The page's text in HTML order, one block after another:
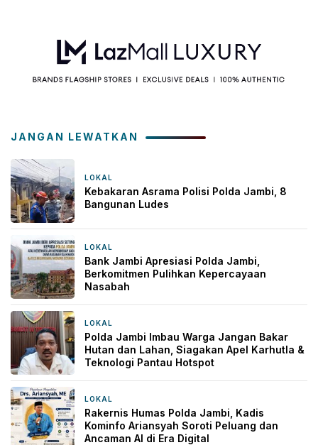
JANGAN LEWATKAN
LOKAL
Kebakaran Asrama Polisi Polda Jambi, 8
Bangunan Ludes
LOKAL
Bank Jambi Apresiasi Polda Jambi,
Berkomitmen Pulihkan Kepercayaan
Nasabah
LOKAL
Polda Jambi Imbau Warga Jangan Bakar
Hutan dan Lahan, Siagakan Apel Karhutla &
Teknologi Pantau Hotspot
LOKAL
Rakernis Humas Polda Jambi, Kadis
Kominfo Ariansyah Soroti Peluang dan
Ancaman AI di Era Digital